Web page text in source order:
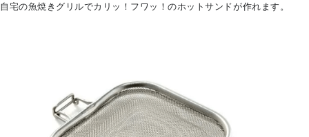
自宅の魚焼きグリルでカリッ！フワッ！のホットサンドが作れます。